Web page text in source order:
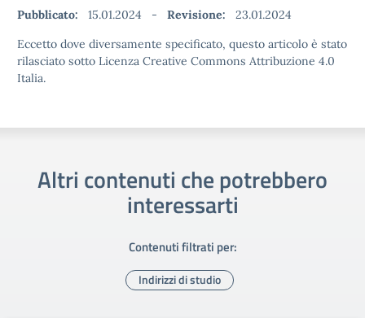
Pubblicato: 15.01.2024 - Revisione:
23.01.2024
Eccetto dove diversamente specificato, questo articolo è stato
rilasciato sotto Licenza Creative Commons Attribuzione 4.0
Italia.
Altri contenuti che potrebbero
interessarti
Contenuti filtrati per:
Indirizzi di studio